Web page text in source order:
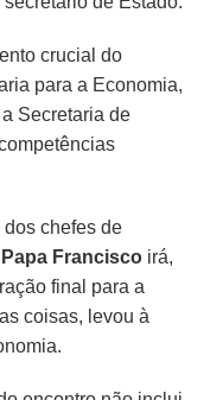
crucial do
para a Economia,
a Secretaria de
dos chefes de
Papa Francisco irá,
final para a
coisas, levou à